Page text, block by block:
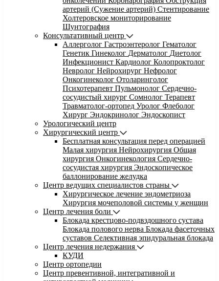
артерий (Сужение артерий) Стентирование
Холтеровское мониторирование
Шунтография
Консультативный центр
Аллерголог Гастроэнтеролог Гематолог
Генетик Гинеколог Дерматолог Диетолог
Инфекционист Кардиолог Колопроктолог
Невролог Нейрохирург Нефролог
Онкогинеколог Отоларинголог
Психотерапевт Пульмонолог Сердечно-
сосудистый хирург Сомнолог Терапевт
Травматолог-ортопед Уролог Флеболог
Хирург Эндокринолог Эндоскопист
Урологический центр
Хирургический центр
Бесплатная консультация перед операцией
Малая хирургия Нейрохирургия Общая
хирургия Онкогинекология Сердечно-
сосудистая хирургия Эндоскопическое
баллонирование желудка
Центр ведущих специалистов страны
Хирургическое лечение эндометриоза
Хирургия мочеполовой системы у женщин
Центр лечения боли
Блокада крестцово-подвздошного сустава
Блокада полового нерва Блокада фасеточных
суставов Селективная эпидуральная блокада
Центр лечения недержания
КУДИ
Центр ортопедии
Центр превентивной, интегративной и